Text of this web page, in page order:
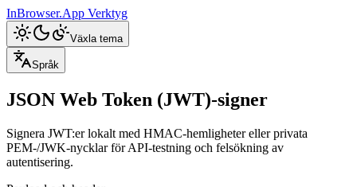
InBrowser.App Verktyg
Växla tema
Språk
JSON Web Token (JWT)-signer
Signera JWT:er lokalt med HMAC-hemligheter eller privata
PEM-/JWK-nycklar för API-testning och felsökning av
autentisering.